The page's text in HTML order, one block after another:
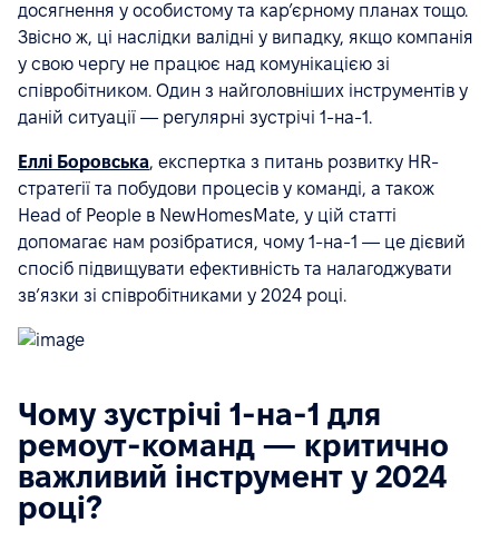
досягнення у особистому та карʼєрному планах тощо.
Звісно ж, ці наслідки валідні у випадку, якщо компанія
у свою чергу не працює над комунікацією зі
співробітником. Один з найголовніших інструментів у
даній ситуації — регулярні зустрічі 1-на-1.
Еллі Боровська, експертка з питань розвитку HR-
стратегії та побудови процесів у команді, а також
Head of People в NewHomesMate, у цій статті
допомагає нам розібратися, чому 1-на-1 — це дієвий
спосіб підвищувати ефективність та налагоджувати
звʼязки зі співробітниками у 2024 році.
Чому зустрічі 1-на-1 для
ремоут-команд — критично
важливий інструмент у 2024
році?